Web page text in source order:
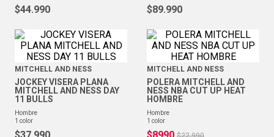
$44.990 $89.990
MITCHELL AND NESS
JOCKEY VISERA PLANA
MITCHELL AND NESS DAY
11 BULLS
hombre
1 color
MITCHELL AND NESS
POLERA MITCHELL AND
NESS NBA CUT UP HEAT
HOMBRE
hombre
1 color